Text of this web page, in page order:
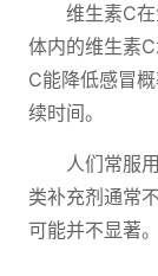
维生素C
体内的维生素
C能降低感冒
续时间。
人们常服
类补充剂通常
可能并不显著。